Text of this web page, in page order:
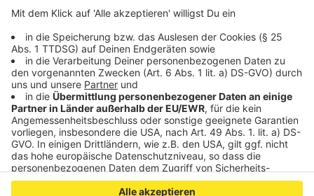
Alexianer Region Aachen-StädteRegion, Mitte))
Anzeige
Anzeige